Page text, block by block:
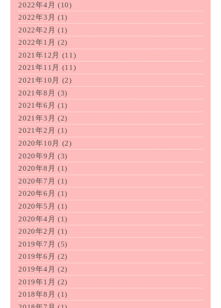
2022年4月 (10)
2022年3月 (1)
2022年2月 (1)
2022年1月 (2)
2021年12月
(11)
2021年11月
(11)
2021年10月
(2)
2021年8月 (3)
2021年6月 (1)
2021年3月 (2)
2021年2月 (1)
2020年10月
(2)
2020年9月 (3)
2020年8月 (1)
2020年7月 (1)
2020年6月 (1)
2020年5月 (1)
2020年4月 (1)
2020年2月 (1)
2019年7月 (5)
2019年6月 (2)
2019年4月 (2)
2019年1月 (2)
2018年8月 (1)